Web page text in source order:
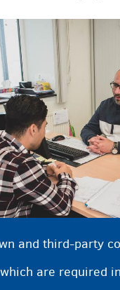
and third-party
are required